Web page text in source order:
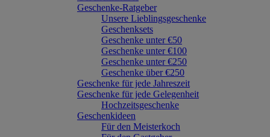
Geschenke-Ratgeber
Unsere Lieblingsgeschenke
Geschenksets
Geschenke unter €50
Geschenke unter €100
Geschenke unter €250
Geschenke über €250
Geschenke für jede Jahreszeit
Geschenke für jede Gelegenheit
Hochzeitsgeschenke
Geschenkideen
Für den Meisterkoch